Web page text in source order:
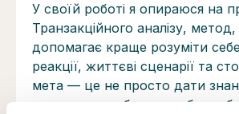
У своїй роботі я опираюся на
Транзакційного аналізу,
допомагає краще розуміти
реакції, життєві сценарії та
мета — це не просто дати
допомогти побачити себе